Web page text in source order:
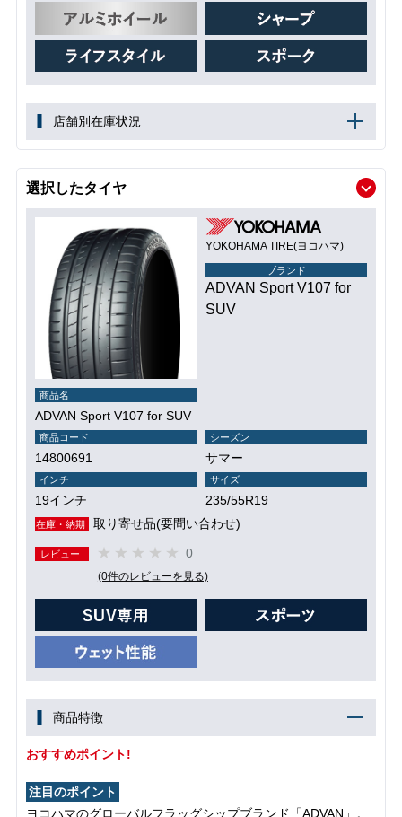
店舗別在庫状況
選択したタイヤ
YOKOHAMA TIRE(ヨコハマ)
ブランド
ADVAN Sport V107 for
SUV
商品名
ADVAN Sport V107 for SUV
商品コード
14800691
シーズン
サマー
インチ
19インチ
サイズ
235/55R19
在庫・納期 取り寄せ品(要問い合わせ)
レビュー 0
(0件のレビューを見る)
商品特徴
おすすめポイント!
注目のポイント
ヨコハマのグローバルフラッグシップブランド「ADVAN」。